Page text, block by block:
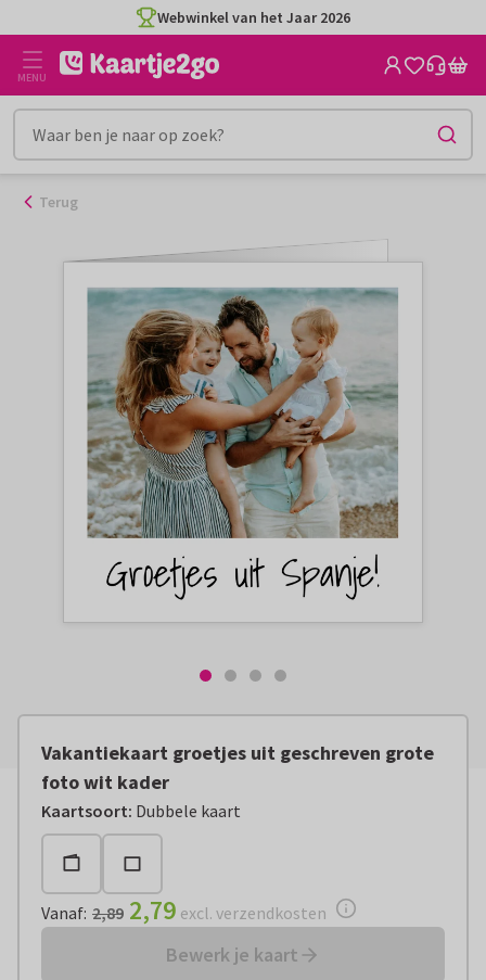
naar
inhoud
Webwinkel van het Jaar 2026
MENU
Terug
Vakantiekaart groetjes uit geschreven grote
foto wit kader
Kaartsoort: Dubbele kaart
Vanaf:€ 2,79 excl. verzendkosten
Vanaf: 2,89 2,79 excl. verzendkosten
Bewerk je kaart